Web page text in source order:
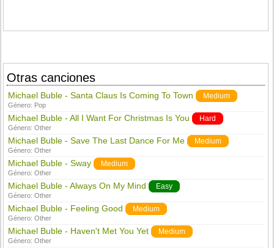
Otras canciones
Michael Buble - Santa Claus Is Coming To Town Medium
Género: Pop
Michael Buble - All I Want For Christmas Is You Hard
Género:Other
Michael Buble - Save The Last Dance For Me Medium
Género:Other
Michael Buble - Sway Medium
Género:Other
Michael Buble - Always On My Mind Easy
Género:Other
Michael Buble - Feeling Good Medium
Género:Other
Michael Buble - Haven't Met You Yet Medium
Género:Other